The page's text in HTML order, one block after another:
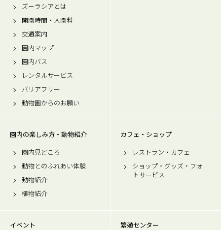
ズーラシアとは
開園時間・入園料
交通案内
園内マップ
園内バス
レンタルサービス
バリアフリー
動物園からのお願い
園内の楽しみ方・動物紹介
園内見どころ
動物とのふれあい体験
動物紹介
植物紹介
カフェ・ショップ
レストラン・カフェ
ショップ・グッズ・フォ
トサービス
イベント
繁殖センター